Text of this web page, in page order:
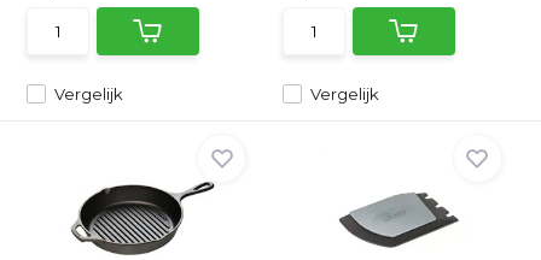
Vergelijk Vergelijk